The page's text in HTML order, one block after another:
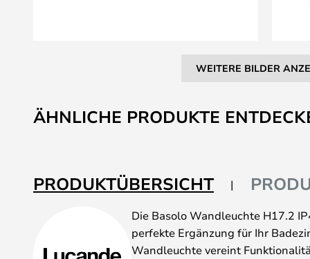
WEITERE BILDER
Anfang
der
ÄHNLICHE PRODUKTE
PRODUKTÜBERSICHT
Die Basolo Wandleuchte H17.2
perfekte Ergänzung für Ihr
Wandleuchte vereint